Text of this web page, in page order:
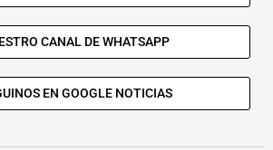
EL SOL DE SAN JUAN
CANAL DE WHATSAPP
EN GOOGLE NOTICIAS